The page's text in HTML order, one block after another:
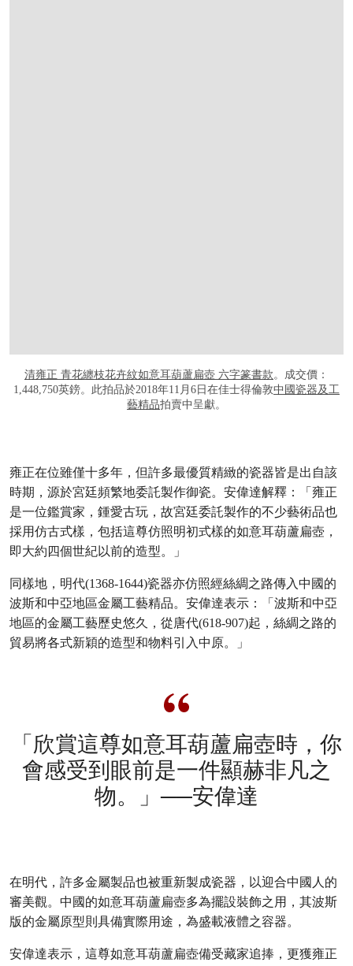
清雍正 青花纏枝花卉紋如意耳葫蘆扁壺 六字篆書款。成交價：
1,448,750英鎊。此拍品於2018年11月6日在佳士得倫敦中國瓷器及工
藝精品拍賣中呈獻。
雍正在位雖僅十多年，但許多最優質精緻的瓷器皆是出自該
時期，源於宮廷頻繁地委託製作御瓷。安偉達解釋：「雍正
是一位鑑賞家，鍾愛古玩，故宮廷委託製作的不少藝術品也
採用仿古式樣，包括這尊仿照明初式樣的如意耳葫蘆扁壺，
即大約四個世紀以前的造型。」
同樣地，明代(1368-1644)瓷器亦仿照經絲綢之路傳入中國的
波斯和中亞地區金屬工藝精品。安偉達表示：「波斯和中亞
地區的金屬工藝歷史悠久，從唐代(618-907)起，絲綢之路的
貿易將各式新穎的造型和物料引入中原。」
「欣賞這尊如意耳葫蘆扁壺時，你
會感受到眼前是一件顯赫非凡之
物。」──安偉達
在明代，許多金屬製品也被重新製成瓷器，以迎合中國人的
審美觀。中國的如意耳葫蘆扁壺多為擺設裝飾之用，其波斯
版的金屬原型則具備實際用途，為盛載液體之容器。
安偉達表示，這尊如意耳葫蘆扁壺備受藏家追捧，更獲雍正